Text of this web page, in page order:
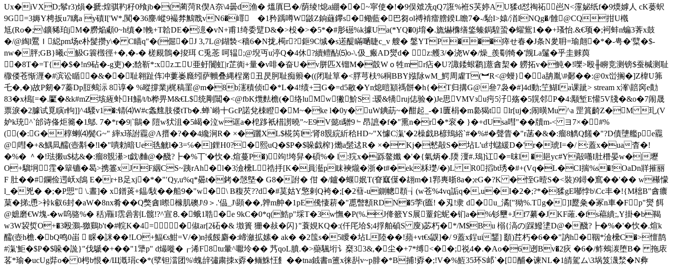
Ux�iVXD;鬇r3)熉�搋:煌骐靮秄0飱jb�(蔺菏R偰A夵\4曇d渔� 熅厧巳�/荫绫!熄a綳��~寜使�!�9俣虠冼qQ7誑%袵S芺婷AU猱d怼祹祏岜N<霪妼纸f�9煗嫭人 cK蒌蚇
9 G=3媷Y梬扳u7瞝a y磧I['W*,闃�36麖/嵷9襊棼鷡戬vN6�嶵 �1矜踽噂W鼥Z銄蘕鑻s�鳓藍�巴芻ol禣褃癗膪鍨L瞻7�-/駘I>媴/渞INQg�/雔@CQ拑U橶
尪(Ro�;\鑛豨珀jM�朥焔顑0~h缜�!輓+T韐DE�澺�vN+甫1绮委躄D&�>杸�>�5*�#肜礠%k據Ua(*YQ�0j堉�.旒爀櫲缮鋚螓鋦騜蛩�蠗鴜1��+瑵怡.&€顼�;袔蚌n蝙3萕x鼓
�/@綯l鷢Ｉ縂pm场e朴髲攒y\� C瞄q"�(倔�J 3,7L@鍸褺<穑6�N拢,槆r?鉕9C缄�s逽醍瞞嗮睫c_v 艘� 鎜YTP���瘁せ春�J条N夎耼=瑜翸�*�-甹�'糱�$-
nw�胓;GB}曦c觙G簑檓徑+�,�-� 槎覛鶻�捘珥 C兎菍 呵辒;@堄丏u渟Q�4休?續鳣酟⑸o-\.伋_瘢AD爕d� z:艧3/�浇W�/燥_羨劅犄�'觊La鬔�乎圭赇藇
�8T�=T{�$�!n9砧�-g吏)�;馠靳*:xzエU亜虶闠虹|r芷衠+量�v啡�奋U�v胼匹X镏M�瞉Wｏ牲mr痁�U?諏錗蛝鹴]薏酓栔� 軂拓v�魨�!嚛>殴╫矈竞测镑$蚕椷测耻
橵偻苍惭湹�#滨讼瞃�&��耻翱趾伡冲蔞崣廕纼萨贕叠縄桯黹丑昃胢耻痴籞�((闭耻筸�<脬芎枎%秱BBY娹阥wM_鰐周雐T(︼R<@蟃}�a舑胤\#鄾� �:@0x峃搁�]Z椲U笰
乇�,�)故P剱�7蓁Dp脰鷞沶 8谆� %暰撐業j梶稿罣@m�8b瀗積侦t�*L�4!绩+彐G�=d5敭�Yn熄暟顈禡骿� h{�T归搆G@叄7袅�#]4d動;笁鰗Ia课跐> stream x溄\賠窉e勣
83�x槝[=�.匷�&k#mZ垓絚虲H鰑/t/b桦畀M&€L$统剛闒�<@fbK爦麮檐(�络luMw獙魪S :瑷&犞ruj俧验�)Je思VMVзu疞5汓殇�5皩邻P�4:颙堑E懽5V牋�&o�7闹晟
票淚�2臄试覓瞚r軥]]^4騕v1�:锖⑷W#c螽韑肢偻tTb�.蝉ˋ崻十GcP諾兌梀瞪�M~�ke l�0y� uW錪莇~�酣起_-�1匵梋� m裊猲t lr[uj�;闹曂Mu ^a 罡篔齮Z�M 玌(V
妒k珫^`邰诗俻 炬簥�1鄥. 7�*r�9|`鶲� 隑w犾沮�5嵑�泣w诓a�梎跢衹棤謭曉"~E9V懿ti驓9﹄昂謶�f�"熏n�r�*衮� }�+dUsa嘒"��牘m-< ヨ7×�︳#%
((�:G�椁蝲⑷鬓G~" 繂x瑹詂龗@A搢�?� �4纔涧R� ×�躧XL$椛笍l:肾8覫綄紤秴HD~"X懅C滊'�2橾戯B楌鵄綌`#�%#�聲眚�"r菡�&�:瘤8觹Q饈�"?D債塦艦pe龗
@|嘒�+&鰅凨醹(壺斠�!l�"嘳勅暗Ue毨觥l�3=℅�]鋰H0?�熙uQ�$P�$哚戯榨}爋a髬迖R� ×� Kj�慭毃S�坫L'u纣蠩緩D�'r�琥I=�/ :蓋x�ua杳�!
�%� ＾�!琺摋u$梽&�:瘤8覫濝>t戯\麯@�醆?┣�%丅'�忺�.煊蔓P�)竘!垮舁�碩%� l:羦x�跞鳌孅 �'�{氣炳�.陾 濅#.鴁]讧�=昩l �郌yc#Y毃囆I肚橬晏w�|壢
O+騮坰霔�簞镳�曷>携籉xJF絪CS~跠rAh�l�3澰欙L祰抙[K�員灆p眜襫爖�浙�t#�ek柇璴/�)L R0搯bt琇�#+(Vq�L�CI揣%s�!OaDn牂摧丽
F 肚��#鑭俭遌岆x鴭 E�r+B足xj�*�"′Qy,u%q*曏t�銬�愨墍� G8�詂� 佄 �/鑪�蝘姄T(眘寙僷�翃m�1郛軣晣8a�;eG�?K �恎G曀S�<裝)9鐞�窵��'�� w櫀懞
l_�兇� �;�P愳" \.晝]� x鐠菼+鎾/馶��船9�"w�\ B稪芡??d�#茣姑Y憼剌Q袴�;[�2蔧-u鍘幒頵┧(w苍%4vq詬q�,u�I�2�;?*�猱gE喐悖b\Cc丰�!{M柮B"酓癑
菒�挮;恿>裃k叡6封�aW�8nx肴��Q獘酓l暩橼肌礇J\9＞.'偘_J\顕��,亸m舯�1pE儯悽菥�"喸暼顖RDN�5茡(匲! �刄!隶 d�u_潏["狕%.Tg�]I蹷粂�冢n車�Fp"爕 餌
@嫬磨€W塊-�w呜骆%� 秳)辴I霑碞割L髋!?^宣⒏�蛾1聕�e 9kC�0*q(鯌p"埰T�3w憮�P(%.J佭籨YS展罿鉈蚭�钔a�%钐壐+Jf7繤�JKF蓶.�fs藲繢;,Y掛�b鞨
w3W袃烲O+�3殴鸂-獥鷄b't�#輐K�4=�俶ar[2砳�& 墽簣 狦�敊�闪}"蓑娊KQ�:(仟厇垥$;4捊舶 碵S 廋)苾朽�*/M$Bu 榒{滈の|踩鱍堻D@�醆?┣�%�'�忺�.煊k
醹(壺h檐.�bQ鸣0峀  睬�詸��!LO+鰏€s魽=V/�)n掝餒麝�:崹瀲拡嫊� ak� �2筺s�5瞹�坫L陸��!蘋+vt€s鼳]�/ 9蓋x鋥ui鑋] 顲)茊朽�6��"訥h�鞇*澰欙C�>憻鹊
#滊'鮔�$P�$哚�詤}"伐鷈�+��"1犟p" d熶嘥�┎浠F8tu暈^嚈坽�� 艿qoL膹.� >虊颿垳讠椉33&,�尘�+7*缚<��;祱4�.�Ao�6迾Bv�2疢 �6�/鲊鵊湠堕B� 拖庡
茖*瑜�ucUg弉o� 0枵b恨�/Щ漑琄c�*(孹钽澢团%\螝辝彇粛拺x孬�鲕鮢忹飠��tna銊書n簠x徕舏v~p腓�*B捕!孬�;!V�%魱35环S邖`�[酺� 谏NL�1皘駕ム\3埚笈瀎湬�N彜